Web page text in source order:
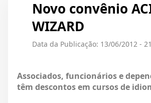
Novo convênio
WIZARD
Data da Publicação: 13/06/2012 -
Associados, funcionários e
têm descontos em cursos de